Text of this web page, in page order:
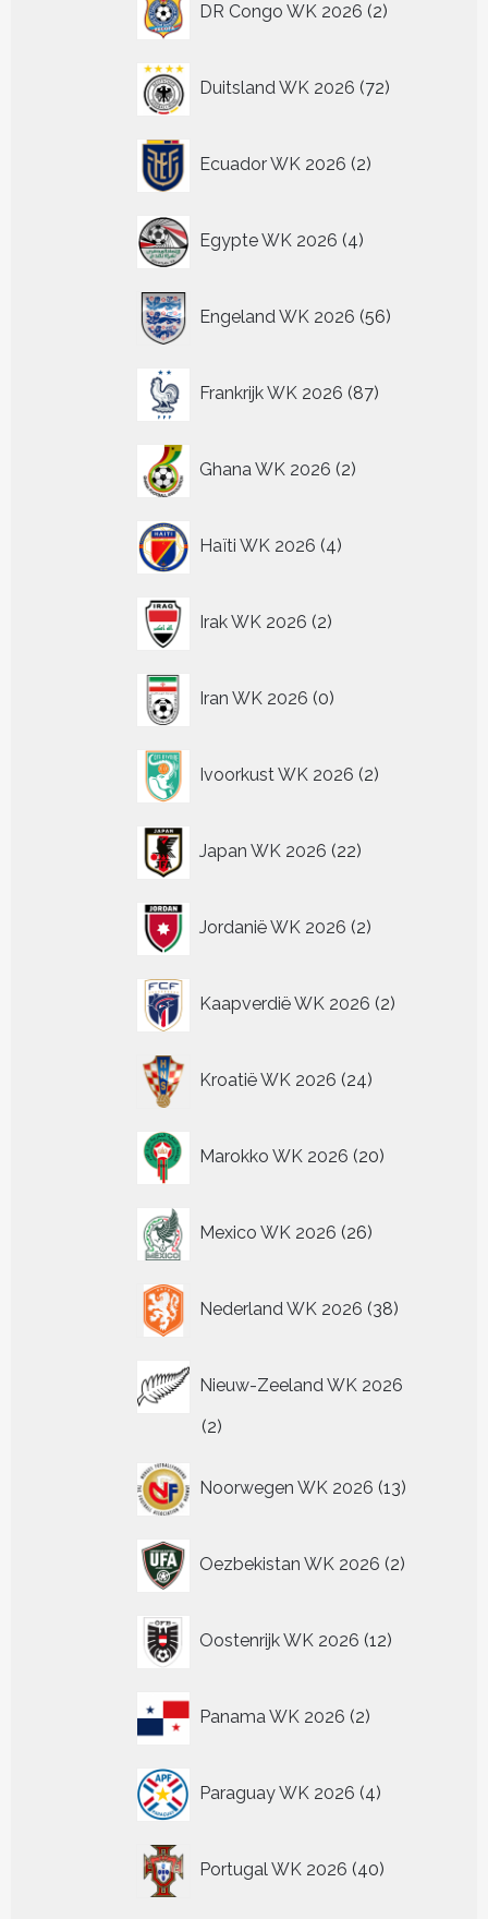
DR Congo WK 2026 2
producten
Duitsland WK 2026 72
producten
Ecuador WK 2026 2
producten
Egypte WK 2026 4
producten
Engeland WK 2026 56
producten
Frankrijk WK 2026 87
producten
Ghana WK 2026 2
producten
Haïti WK 2026 4
producten
Irak WK 2026 2
producten
Iran WK 2026 0
producten
Ivoorkust WK 2026 2
producten
Japan WK 2026 22
producten
Jordanië WK 2026 2
producten
Kaapverdië WK 2026 2
producten
Kroatië WK 2026 24
producten
Marokko WK 2026 20
producten
Mexico WK 2026 26
producten
Nederland WK 2026 38
producten
Nieuw-Zeeland WK 2026
22
Noorwegen WK 2026 13
producten
Oezbekistan WK 2026 2
producten
Oostenrijk WK 2026 12
producten
Panama WK 2026 2
producten
Paraguay WK 2026 4
producten
Portugal WK 2026 40
producten